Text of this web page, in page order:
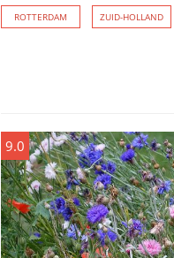
ROTTERDAM ZUID-HOLLAND
9.0